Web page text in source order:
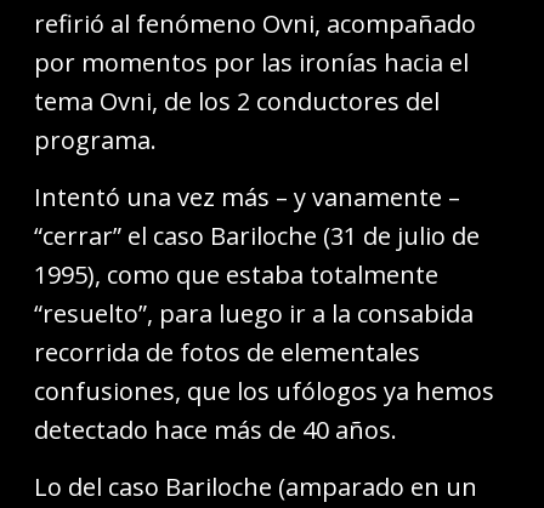
refirió al fenómeno Ovni, acompañado
por momentos por las ironías hacia el
tema Ovni, de los 2 conductores del
programa.
Intentó una vez más – y vanamente –
“cerrar” el caso Bariloche (31 de julio de
1995), como que estaba totalmente
“resuelto”, para luego ir a la consabida
recorrida de fotos de elementales
confusiones, que los ufólogos ya hemos
detectado hace más de 40 años.
Lo del caso Bariloche (amparado en un